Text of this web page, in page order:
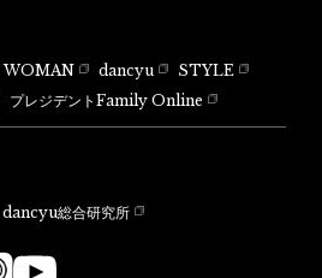
WOMAN dancyu
STYLE
プレジデントFamily Online
dancyu総合研究所